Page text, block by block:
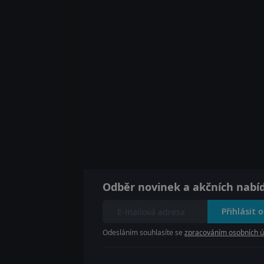
Odběr novinek a akčních
Přihlásit
Odesláním souhlasíte se zpracováním osobních